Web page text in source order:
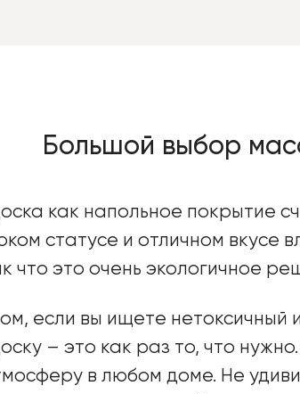
Большой выбор
как напольное покрытие
статусе и отличном
что это очень экологичное
если вы ищете
– это как раз то, что
в любом доме. Не